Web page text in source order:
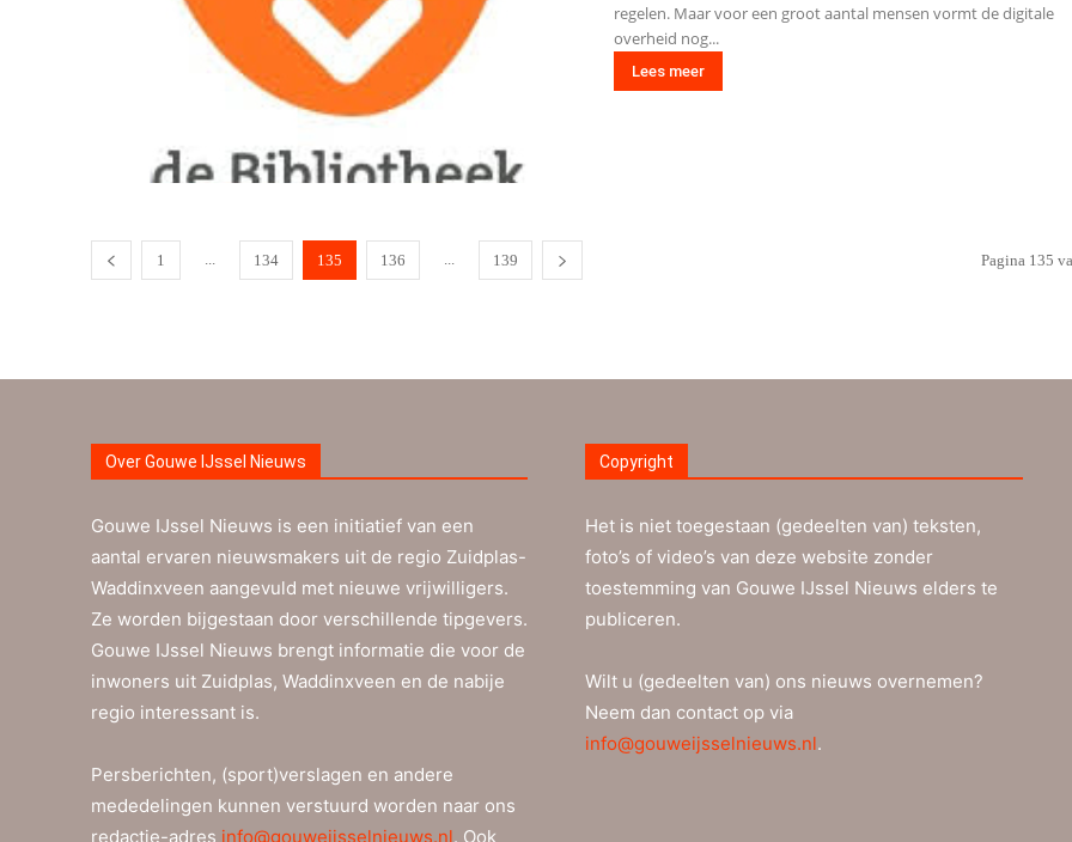
regelen. Maar voor een groot aantal mensen vormt de digitale
overheid nog...
Lees meer
1 ... 134 135 136 ... 139 Pagina 135
Over Gouwe IJssel Nieuws
Gouwe IJssel Nieuws is een initiatief van een
aantal ervaren nieuwsmakers uit de regio Zuidplas-
Waddinxveen aangevuld met nieuwe vrijwilligers.
Ze worden bijgestaan door verschillende tipgevers.
Gouwe IJssel Nieuws brengt informatie die voor de
inwoners uit Zuidplas, Waddinxveen en de nabije
regio interessant is.
Persberichten, (sport)verslagen en andere
mededelingen kunnen verstuurd worden naar ons
redactie-adres info@gouweijsselnieuws.nl. Ook
Copyright
Het is niet toegestaan (gedeelten van) teksten,
foto’s of video’s van deze website zonder
toestemming van Gouwe IJssel Nieuws elders te
publiceren.
Wilt u (gedeelten van) ons nieuws overnemen?
Neem dan contact op via
info@gouweijsselnieuws.nl.